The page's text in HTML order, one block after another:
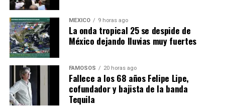
MÉXICO 9 horas ago
​La onda tropical 25 se despide de
México dejando lluvias muy fuertes
FAMOSOS 20 horas ago
Fallece a los 68 años Felipe Lipe,
cofundador y bajista de la banda
Tequila